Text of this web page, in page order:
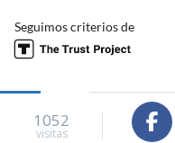
Seguimos criterios de
1052
visitas